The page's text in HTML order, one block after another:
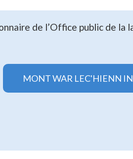
de l’Office public de la
MONT WAR LEC'HIENN